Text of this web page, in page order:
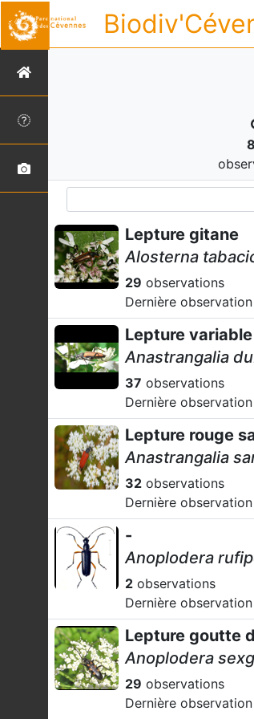
Lepture gitane
Alosterna
29 observations
Dernière
Lepture variable
Anastrangalia
37 observations
Dernière
Lepture rouge
Anastrangalia
32 observations
Dernière
-
Anoplodera
2 observations
Dernière
Lepture goutte
Anoplodera
29 observations
Dernière